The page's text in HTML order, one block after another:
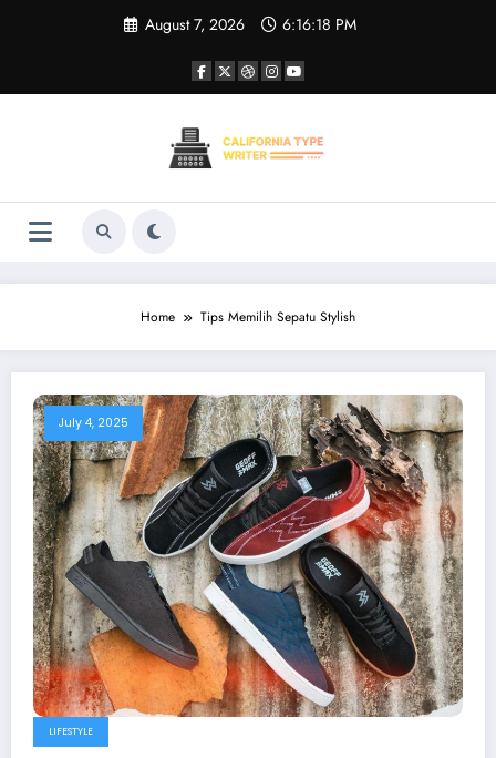
August 7, 2026 6:16:18 PM
Home Tips Memilih Sepatu Stylish
July 4, 2025
LIFESTYLE